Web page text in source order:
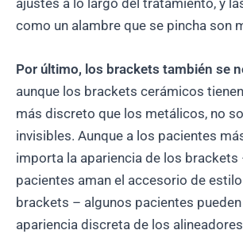
ajustes a lo largo del tratamiento, y
como un alambre que se pincha son
Por último, los brackets también se
aunque los brackets cerámicos
más discreto que los metálicos, no
invisibles. Aunque a los pacientes
importa la apariencia de los brackets
pacientes aman el accesorio de
brackets – algunos pacientes
apariencia discreta de los